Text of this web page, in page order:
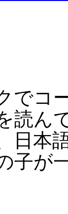
でコ
読ん
日本
子が